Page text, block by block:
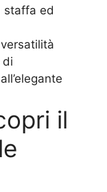
staffa ed
di
il